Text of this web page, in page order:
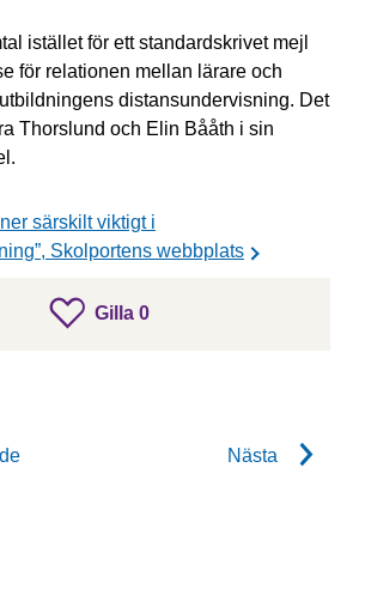
Gilla 0gillar inlägget
istället för ett standardskrivet mejl
för relationen mellan lärare och
distansundervisning. Det
Thorslund och Elin Bååth i sin
särskilt viktigt i
Skolportens webbplats
Nästa